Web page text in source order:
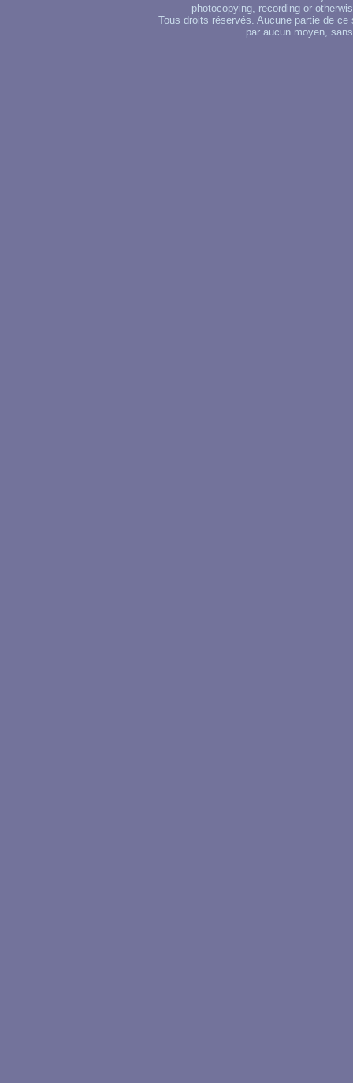
photocopying, recording or
Tous droits réservés. Aucune partie de
par aucun moyen,